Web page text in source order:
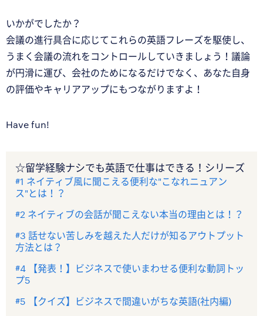
いかがでしたか？
会議の進行具合に応じてこれらの英語フレーズを駆使し、
うまく会議の流れをコントロールしていきましょう！議論
が円滑に運び、会社のためになるだけでなく、あなた自身
の評価やキャリアアップにもつながりますよ！
Have fun!
☆留学経験ナシでも英語で仕事はできる！シリーズ
#1 ネイティブ風に聞こえる便利な"こなれニュアン
ス"とは！？
#2 ネイティブの会話が聞こえない本当の理由とは！？
#3 話せない苦しみを越えた人だけが知るアウトプット
方法とは？
#4 【発表！】ビジネスで使いまわせる便利な動詞トッ
プ5
#5 【クイズ】ビジネスで間違いがちな英語(社内編)